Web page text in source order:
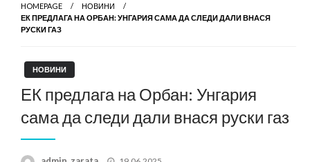
HOMEPAGE
НОВИНИ
ЕК ПРЕДЛАГА НА ОРБАН: УНГАРИЯ САМА ДА СЛЕДИ ДАЛИ ВНАСЯ
РУСКИ ГАЗ
НОВИНИ
ЕК предлага на Орбан: Унгария
сама да следи дали внася руски газ
Posted